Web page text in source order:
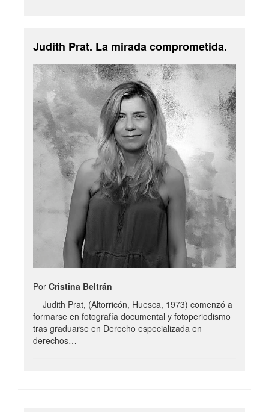
Judith Prat. La mirada comprometida.
Por Cristina Beltrán
Judith Prat, (Altorricón, Huesca, 1973) comenzó a
formarse en fotografía documental y fotoperiodismo
tras graduarse en Derecho especializada en
derechos…